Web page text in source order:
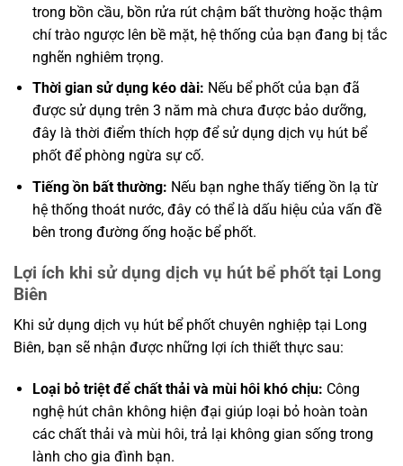
trong bồn cầu, bồn rửa rút chậm bất thường hoặc thậm
chí trào ngược lên bề mặt, hệ thống của bạn đang bị tắc
nghẽn nghiêm trọng.
Thời gian sử dụng kéo dài: Nếu bể phốt của bạn đã
được sử dụng trên 3 năm mà chưa được bảo dưỡng,
đây là thời điểm thích hợp để sử dụng dịch vụ hút bể
phốt để phòng ngừa sự cố.
Tiếng ồn bất thường: Nếu bạn nghe thấy tiếng ồn lạ từ
hệ thống thoát nước, đây có thể là dấu hiệu của vấn đề
bên trong đường ống hoặc bể phốt.
Lợi ích khi sử dụng dịch vụ hút bể phốt tại Long
Biên
Khi sử dụng dịch vụ hút bể phốt chuyên nghiệp tại Long
Biên, bạn sẽ nhận được những lợi ích thiết thực sau:
Loại bỏ triệt để chất thải và mùi hôi khó chịu: Công
nghệ hút chân không hiện đại giúp loại bỏ hoàn toàn
các chất thải và mùi hôi, trả lại không gian sống trong
lành cho gia đình bạn.